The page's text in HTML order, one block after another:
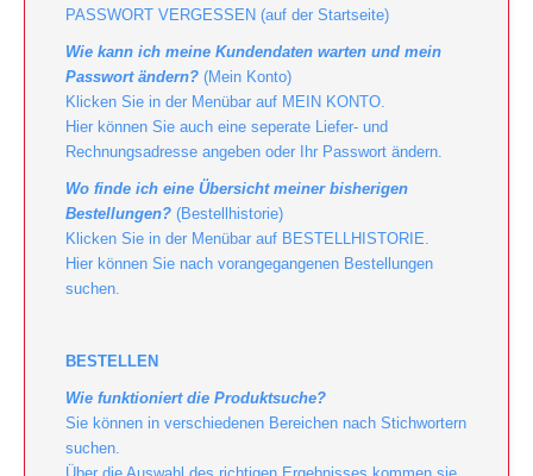
PASSWORT VERGESSEN (auf der Startseite)
Wie kann ich meine Kundendaten warten und mein
Passwort ändern?(Mein Konto)
Klicken Sie in der Menübar auf MEIN KONTO.
Hier können Sie auch eine seperate Liefer- und
Rechnungsadresse angeben oder Ihr Passwort ändern.
Wo finde ich eine Übersicht meiner bisherigen
Bestellungen?(Bestellhistorie)
Klicken Sie in der Menübar auf BESTELLHISTORIE.
Hier können Sie nach vorangegangenen Bestellungen
suchen.
BESTELLEN
Wie funktioniert die Produktsuche?
Sie können in verschiedenen Bereichen nach Stichwortern
suchen.